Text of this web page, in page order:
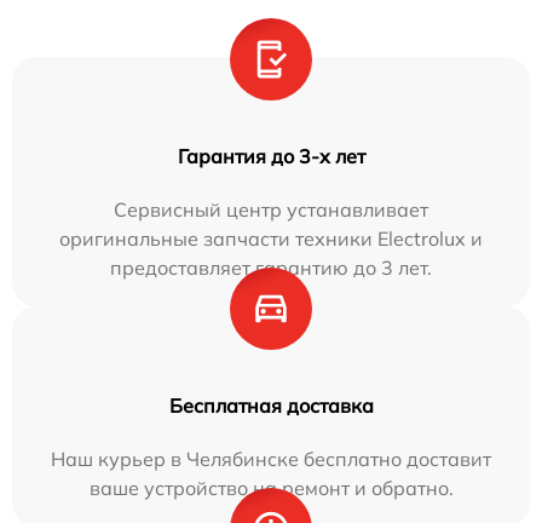
Гарантия до 3-х лет
Сервисный центр устанавливает
оригинальные запчасти техники Electrolux и
предоставляет гарантию до 3 лет.
Бесплатная доставка
Наш курьер в Челябинске бесплатно доставит
ваше устройство на ремонт и обратно.